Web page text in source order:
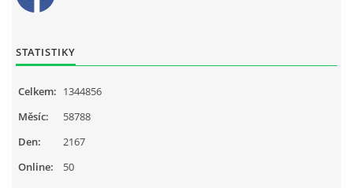
STATISTIKY
Online: 50
Celkem: 1344856
Měsíc:
58788
Den:
2167